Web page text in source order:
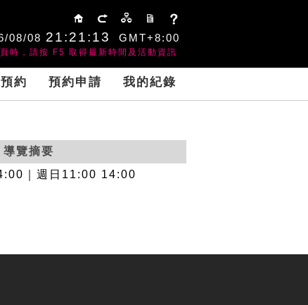
08/08 21:21:13 GMT+8:00
時，請按 F5 取得最新時間及活動資訊
約 預約申請 我的紀錄
導覽摘要
｜週日11:00 14:00